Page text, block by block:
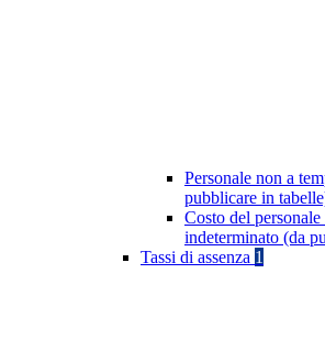
Personale non a
pubblicare in
Costo del
indeterminato (da
Tassi di assenza 1